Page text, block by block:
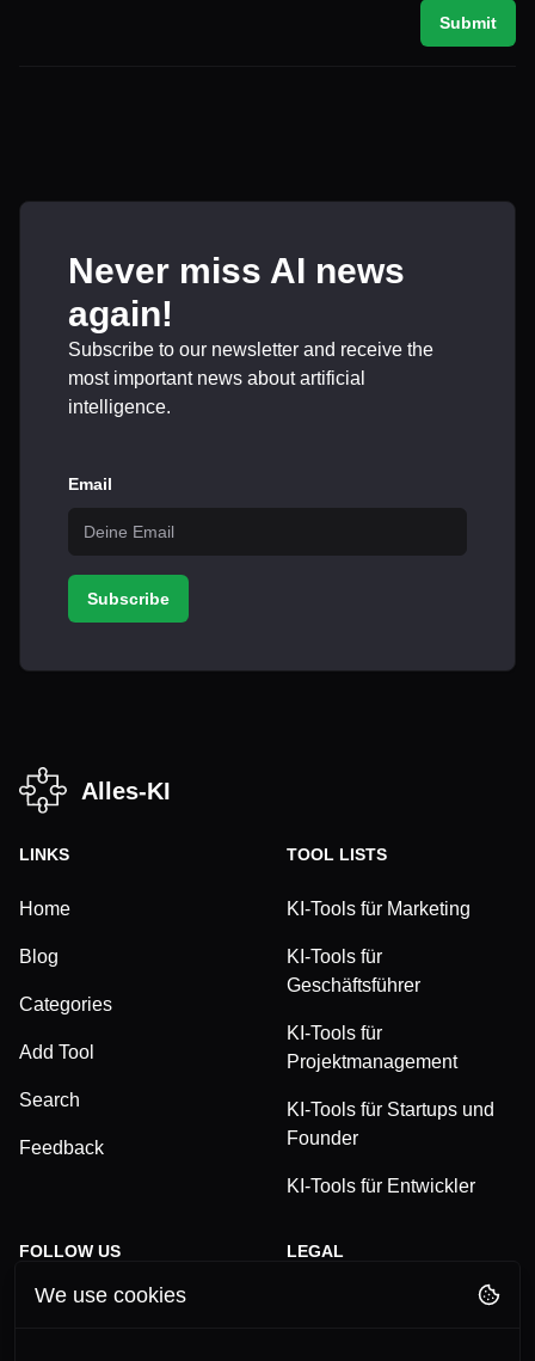
Submit
Never miss AI news
again!
Subscribe to our newsletter and receive the
most important news about artificial
intelligence.
Email
Subscribe
Alles-KI
LINKS
Home
Blog
Categories
Add Tool
Search
Feedback
TOOL LISTS
KI-Tools für Marketing
KI-Tools für
Geschäftsführer
KI-Tools für
Projektmanagement
KI-Tools für Startups und
Founder
KI-Tools für Entwickler
FOLLOW US
TikTok
LEGAL
We use cookies